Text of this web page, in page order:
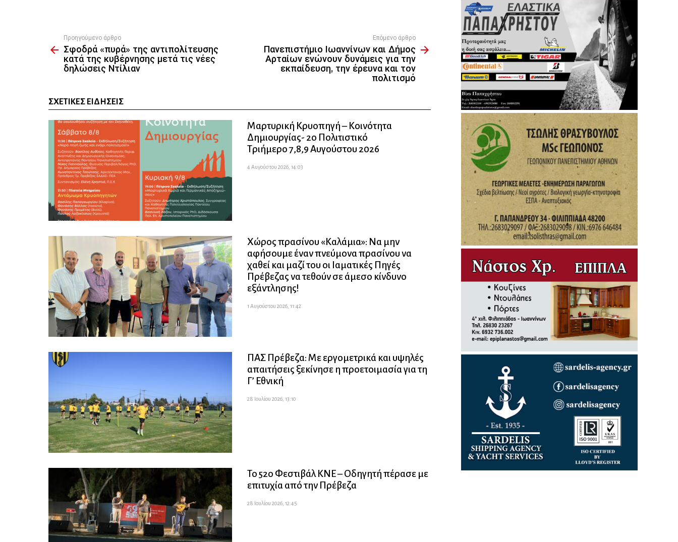
more
Προηγούμενο άρθρο
Σφοδρά «πυρά» της αντιπολίτευσης
κατά της κυβέρνησης μετά τις νέες
δηλώσεις Ντίλιαν
Επόμενο άρθρο
Πανεπιστήμιο Ιωαννίνων και Δήμος
Αρταίων ενώνουν δυνάμεις για την
εκπαίδευση, την έρευνα και τον
πολιτισμό
ΣΧΕΤΙΚΈΣ ΕΙΔΉΣΕΙΣ
Μαρτυρική Κρυοπηγή – Κοινότητα
Δημιουργίας- 2ο Πολιτιστικό
Τριήμερο 7,8,9 Αυγούστου 2026
4 Αυγούστου 2026, 14:03
Χώρος πρασίνου «Καλάμια»: Να μην
αφήσουμε έναν πνεύμονα πρασίνου να
χαθεί και μαζί του οι Ιαματικές Πηγές
Πρέβεζας να τεθούν σε άμεσο κίνδυνο
εξάντλησης!
1 Αυγούστου 2026, 11:42
ΠΑΣ Πρέβεζα: Με εργομετρικά και υψηλές
απαιτήσεις ξεκίνησε η προετοιμασία για τη
Γ’ Εθνική
28 Ιουλίου 2026, 13:10
Το 52ο Φεστιβάλ ΚΝΕ – Οδηγητή πέρασε με
επιτυχία από την Πρέβεζα
28 Ιουλίου 2026, 12:45